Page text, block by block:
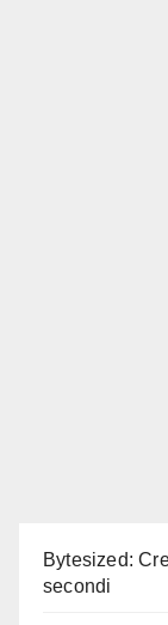
Bytesized:
secondi